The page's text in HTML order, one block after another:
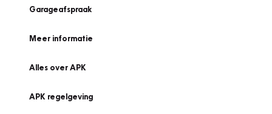
Garageafspraak
Meer informatie
Alles over APK
APK regelgeving